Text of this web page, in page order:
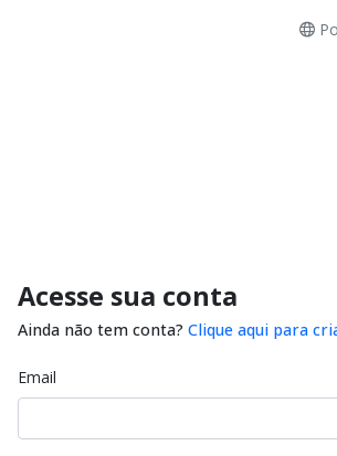
Acesse sua conta
Ainda não tem conta? Clique aqui para
Email